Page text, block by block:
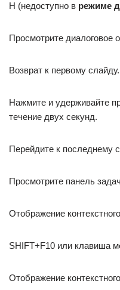
H (недоступно в режиме
Просмотрите диалоговое
Возврат к первому слайду.
Нажмите и удерживайте
течение двух секунд.
Перейдите к последнему
Просмотрите панель
Отображение
SHIFT+F10 или клавиша
Отображение